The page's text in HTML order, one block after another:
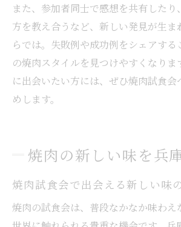
また、参加者同士で感想を共有したり
方を教え合うなど、新しい発見が生ま
らでは。失敗例や成功例をシェアす
の焼肉スタイルを見つけやすくなりま
に出会いたい方には、ぜひ焼肉試食会
めします。
焼肉の新しい味を兵
焼肉試食会で出会える新しい味
焼肉の試食会は、普段なかなか味わえ